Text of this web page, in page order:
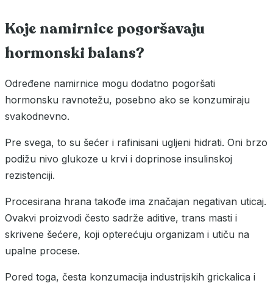
Koje namirnice pogoršavaju
hormonski balans?
Određene namirnice mogu dodatno pogoršati
hormonsku ravnotežu, posebno ako se konzumiraju
svakodnevno.
Pre svega, to su šećer i rafinisani ugljeni hidrati. Oni brzo
podižu nivo glukoze u krvi i doprinose insulinskoj
rezistenciji.
Procesirana hrana takođe ima značajan negativan uticaj.
Ovakvi proizvodi često sadrže aditive, trans masti i
skrivene šećere, koji opterećuju organizam i utiču na
upalne procese.
Pored toga, česta konzumacija industrijskih grickalica i